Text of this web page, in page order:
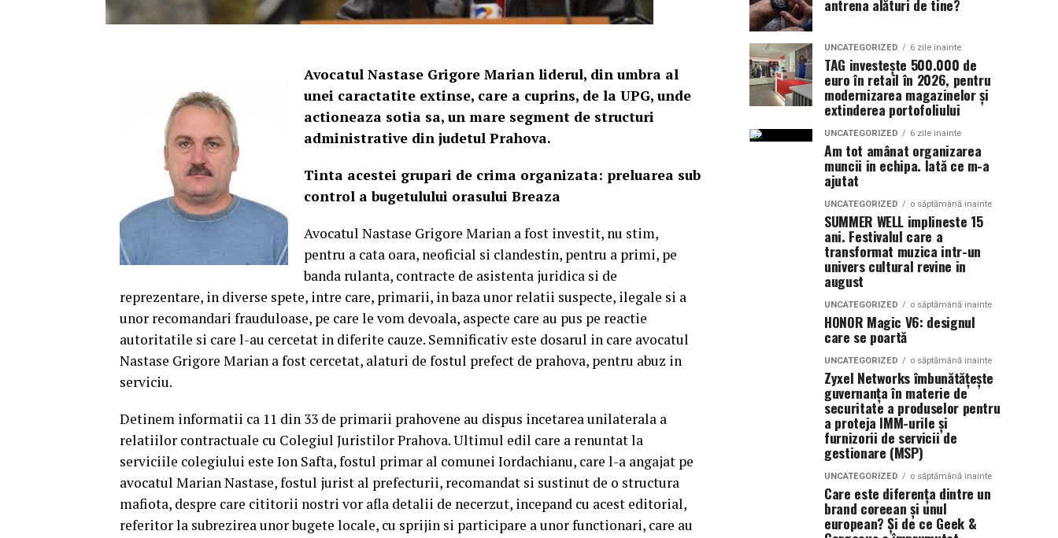
Avocatul Nastase Grigore Marian liderul, din umbra al
unei caractatite extinse, care a cuprins, de la UPG, unde
actioneaza sotia sa, un mare segment de structuri
administrative din judetul Prahova.
Tinta acestei grupari de crima organizata: preluarea sub
control a bugetulului orasului Breaza
Avocatul Nastase Grigore Marian a fost investit, nu stim,
pentru a cata oara, neoficial si clandestin, pentru a primi, pe
banda rulanta, contracte de asistenta juridica si de
reprezentare, in diverse spete, intre care, primarii, in baza unor relatii suspecte, ilegale si a
unor recomandari frauduloase, pe care le vom devoala, aspecte care au pus pe reactie
autoritatile si care l-au cercetat in diferite cauze. Semnificativ este dosarul in care avocatul
Nastase Grigore Marian a fost cercetat, alaturi de fostul prefect de prahova, pentru abuz in
serviciu.
Detinem informatii ca 11 din 33 de primarii prahovene au dispus incetarea unilaterala a
relatiilor contractuale cu Colegiul Juristilor Prahova. Ultimul edil care a renuntat la
serviciile colegiului este Ion Safta, fostul primar al comunei Iordachianu, care l-a angajat pe
avocatul Marian Nastase, fostul jurist al prefecturii, recomandat si sustinut de o structura
mafiota, despre care cititorii nostri vor afla detalii de necerzut, incepand cu acest editorial,
referitor la subrezirea unor bugete locale, cu sprijin si participare a unor functionari, care au
antrena alături de tine?
UNCATEGORIZED 6 zile inainte
TAG investește 500.000 de
euro în retail în 2026, pentru
modernizarea magazinelor și
extinderea portofoliului
UNCATEGORIZED 6 zile inainte
Am tot amânat organizarea
muncii in echipa. Iată ce m-a
ajutat
UNCATEGORIZED o săptămână inainte
SUMMER WELL implineste 15
ani. Festivalul care a
transformat muzica intr-un
univers cultural revine in
august
UNCATEGORIZED o săptămână inainte
HONOR Magic V6: designul
care se poartă
UNCATEGORIZED o săptămână inainte
Zyxel Networks îmbunătățește
guvernanța în materie de
securitate a produselor pentru
a proteja IMM-urile și
furnizorii de servicii de
gestionare (MSP)
UNCATEGORIZED o săptămână inainte
Care este diferența dintre un
brand coreean și unul
european? Și de ce Geek &